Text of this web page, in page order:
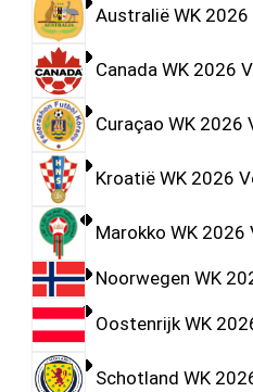
Australië WK
Canada WK 2026
Curaçao WK 2026
Kroatië WK 2026
Marokko WK
Noorwegen WK
Oostenrijk WK
Schotland WK